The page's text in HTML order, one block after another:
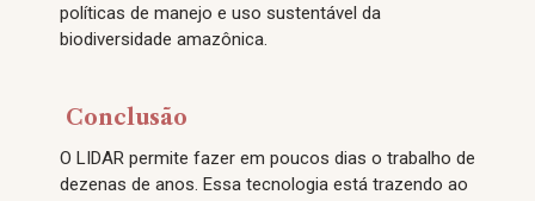
políticas de manejo e uso sustentável da
biodiversidade amazônica.
Conclusão
O LIDAR permite fazer em poucos dias o trabalho de
dezenas de anos. Essa tecnologia está trazendo ao